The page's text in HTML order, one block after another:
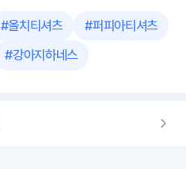
#올치티셔츠 #퍼피아티셔츠
#강아지하네스